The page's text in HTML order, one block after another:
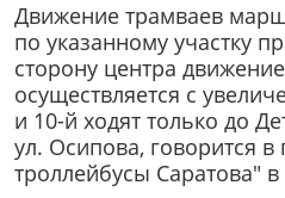
Движение трамваев
по указанному участку
сторону центра
осуществляется с
и 10-й ходят только до
ул. Осипова, говорится
троллейбусы Саратова"